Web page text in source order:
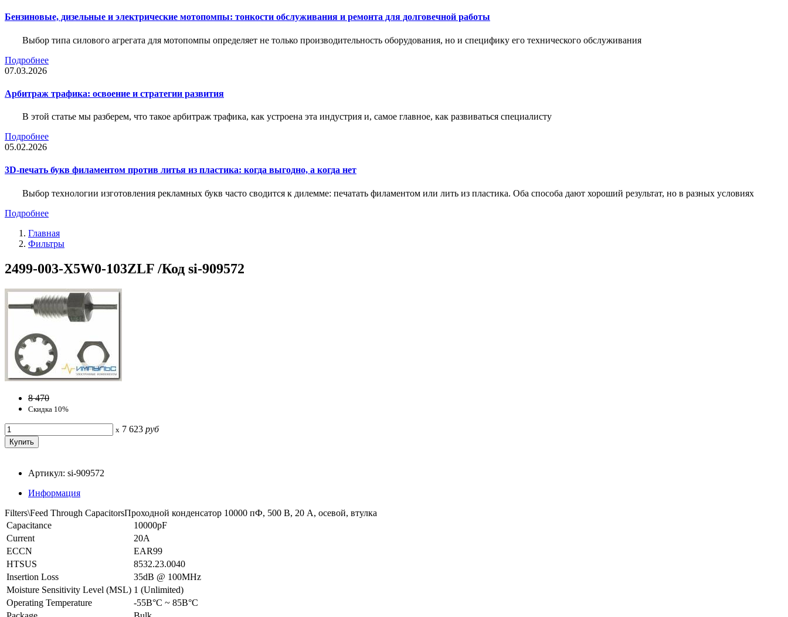
Бензиновые, дизельные и электрические мотопомпы: тонкости обслуживания и ремонта для долговечной работы
Выбор типа силового агрегата для мотопомпы определяет не только производительность оборудования, но и специфику его технического обслуживания
Подробнее
07.03.2026
Арбитраж трафика: освоение и стратегии развития
В этой статье мы разберем, что такое арбитраж трафика, как устроена эта индустрия и, самое главное, как развиваться специалисту
Подробнее
05.02.2026
3D-печать букв филаментом против литья из пластика: когда выгодно, а когда нет
Выбор технологии изготовления рекламных букв часто сводится к дилемме: печатать филаментом или лить из пластика. Оба способа дают хороший результат, но в разных условиях
Подробнее
Главная
Фильтры
2499-003-X5W0-103ZLF /Код si-909572
8 470
Скидка 10%
x 7 623 руб
Артикул: si-909572
Информация
Filters\Feed Through CapacitorsПроходной конденсатор 10000 пФ, 500 В, 20 А, осевой, втулка
Capacitance
10000pF
Current
20A
ECCN
EAR99
HTSUS
8532.23.0040
Insertion Loss
35dB @ 100MHz
Moisture Sensitivity Level (MSL) 1 (Unlimited)
Operating Temperature
-55В°C ~ 85В°C